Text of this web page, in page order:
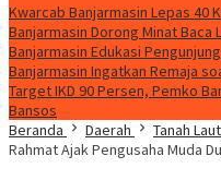
Kwarcab Banjarmasin Lepas 40
Banjarmasin Dorong Minat Baca
Banjarmasin Edukasi
Banjarmasin Ingatkan Remaja
Target IKD 90 Persen, Pemko
Bansos
Beranda
Daerah Tanah Laut
Rahmat Ajak Pengusaha Muda